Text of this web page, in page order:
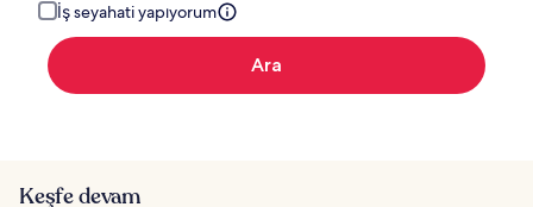
İş seyahati yapıyorum
Ara
Keşfe devam